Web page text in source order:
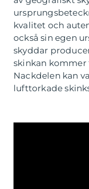
kvalitet och
också sin egen
skyddar
skinkan kommer
Nackdelen kan
lufttorkade